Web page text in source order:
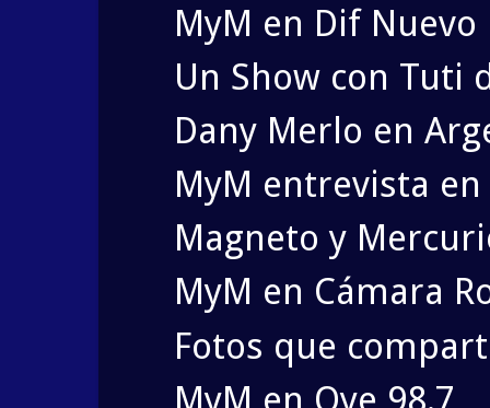
MyM en Dif Nuevo
Un Show con Tuti
Dany Merlo en
MyM entrevista en
Magneto y
MyM en Cámara
Fotos que
MyM en Oye 98.7